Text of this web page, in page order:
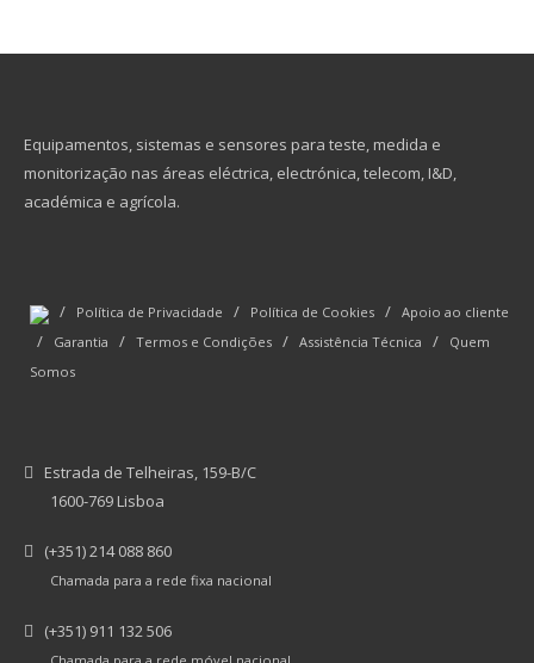
Equipamentos, sistemas e sensores para teste, medida e
monitorização nas áreas eléctrica, electrónica, telecom, I&D,
académica e agrícola.
/ Política de Privacidade / Política de Cookies / Apoio ao cliente
/ Garantia / Termos e Condições / Assistência Técnica /
Quem
Somos
Estrada de Telheiras, 159-B/C
1600-769 Lisboa
(+351) 214 088 860
Chamada para a rede fixa nacional
(+351) 911 132 506